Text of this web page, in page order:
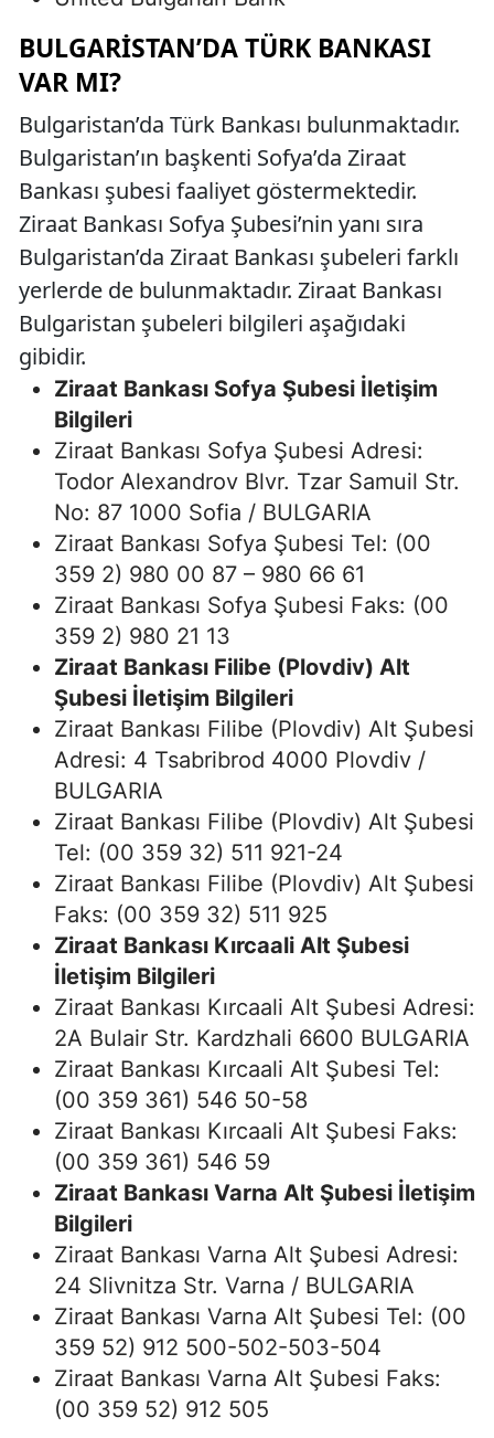
BULGARISTAN’DA TÜRK BANKASI
VAR MI?
Bulgaristan’da Türk Bankası bulunmaktadır.
Bulgaristan’ın başkenti Sofya’da Ziraat
Bankası şubesi faaliyet göstermektedir.
Ziraat Bankası Sofya Şubesi’nin yanı sıra
Bulgaristan’da Ziraat Bankası şubeleri farklı
yerlerde de bulunmaktadır. Ziraat Bankası
Bulgaristan şubeleri bilgileri aşağıdaki
gibidir.
Ziraat Bankası Sofya Şubesi İletişim
Bilgileri
Ziraat Bankası Sofya Şubesi Adresi:
Todor Alexandrov Blvr. Tzar Samuil Str.
No: 87 1000 Sofia / BULGARIA
Ziraat Bankası Sofya Şubesi Tel: (00
359 2) 980 00 87 – 980 66 61
Ziraat Bankası Sofya Şubesi Faks: (00
359 2) 980 21 13
Ziraat Bankası Filibe (Plovdiv) Alt
Şubesi İletişim Bilgileri
Ziraat Bankası Filibe (Plovdiv) Alt Şubesi
Adresi: 4 Tsabribrod 4000 Plovdiv /
BULGARIA
Ziraat Bankası Filibe (Plovdiv) Alt Şubesi
Tel: (00 359 32) 511 921-24
Ziraat Bankası Filibe (Plovdiv) Alt Şubesi
Faks: (00 359 32) 511 925
Ziraat Bankası Kırcaali Alt Şubesi
İletişim Bilgileri
Ziraat Bankası Kırcaali Alt Şubesi Adresi:
2A Bulair Str. Kardzhali 6600 BULGARIA
Ziraat Bankası Kırcaali Alt Şubesi Tel:
(00 359 361) 546 50-58
Ziraat Bankası Kırcaali Alt Şubesi Faks:
(00 359 361) 546 59
Ziraat Bankası Varna Alt Şubesi İletişim
Bilgileri
Ziraat Bankası Varna Alt Şubesi Adresi:
24 Slivnitza Str. Varna / BULGARIA
Ziraat Bankası Varna Alt Şubesi Tel: (00
359 52) 912 500-502-503-504
Ziraat Bankası Varna Alt Şubesi Faks:
(00 359 52) 912 505